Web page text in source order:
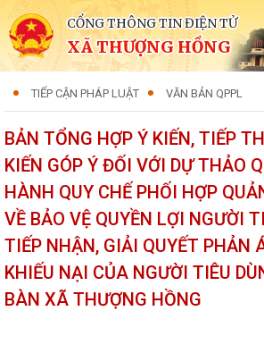
CỔNG THÔNG TIN ĐIỆN TỬ
XÃ THƯỢNG HỒNG
TIẾP CẬN PHÁP LUẬT VĂN BẢN QPPL
BẢN TỔNG HỢP Ý KIẾN, TIẾP
KIẾN GÓP Ý ĐỐI VỚI DỰ THẢO
HÀNH QUY CHẾ PHỐI HỢP
VỀ BẢO VỆ QUYỀN LỢI NGƯỜI
TIẾP NHẬN, GIẢI QUYẾT PHẢN
KHIẾU NẠI CỦA NGƯỜI TIÊU
BÀN XÃ THƯỢNG HỒNG